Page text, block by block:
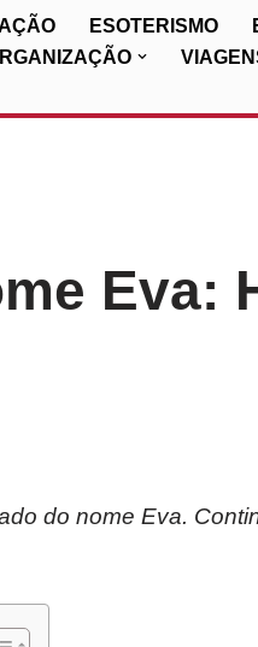
ESOTERISMO
Eva:
do nome Eva.